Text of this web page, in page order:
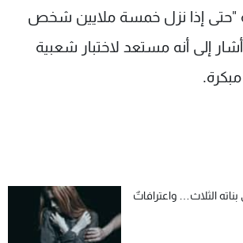
"حتى إذا نزل خمسة ملايين شخص
أشار إلى أنه مستعد لاختبار شعبية
الثلاث… واعترافاتٌ